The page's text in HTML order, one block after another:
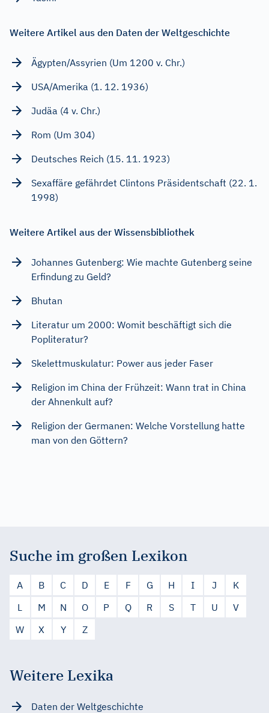
Weitere Artikel aus den Daten der Weltgeschichte
Ägypten/Assyrien (Um 1200 v. Chr.)
USA/Amerika (1. 12. 1936)
Judäa (4 v. Chr.)
Rom (Um 304)
Deutsches Reich (15. 11. 1923)
Sexaffäre gefährdet Clintons Präsidentschaft (22. 1.
1998)
Weitere Artikel aus der Wissensbibliothek
Johannes Gutenberg: Wie machte Gutenberg seine
Erfindung zu Geld?
Bhutan
Literatur um 2000: Womit beschäftigt sich die
Popliteratur?
Skelettmuskulatur: Power aus jeder Faser
Religion im China der Frühzeit: Wann trat in China
der Ahnenkult auf?
Religion der Germanen: Welche Vorstellung hatte
man von den Göttern?
Suche im großen Lexikon
A B C D E F G H I J
K
L
M N O P Q R S T U
V
W
X Y Z
Weitere Lexika
Daten der Weltgeschichte